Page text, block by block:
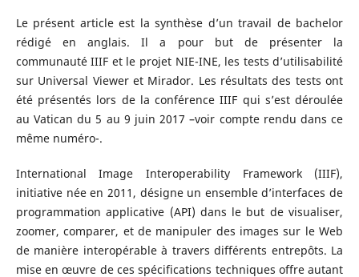
Le présent article est la synthèse d’un travail de bachelor
rédigé en anglais. Il a pour but de présenter la
communauté IIIF et le projet NIE-INE, les tests d’utilisabilité
sur Universal Viewer et Mirador. Les résultats des tests ont
été présentés lors de la conférence IIIF qui s’est déroulée
au Vatican du 5 au 9 juin 2017 –voir compte rendu dans ce
même numéro-.
International Image Interoperability Framework (IIIF),
initiative née en 2011, désigne un ensemble d’interfaces de
programmation applicative (API) dans le but de visualiser,
zoomer, comparer, et de manipuler des images sur le Web
de manière interopérable à travers différents entrepôts. La
mise en œuvre de ces spécifications techniques offre autant